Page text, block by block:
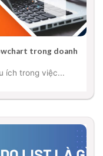
trong doanh
ích trong việc...